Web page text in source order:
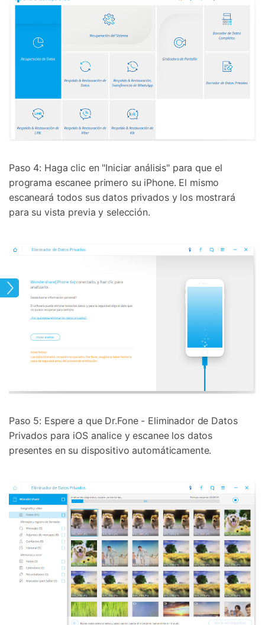
Paso 4: Haga clic en "Iniciar análisis" para que el
programa escanee primero su iPhone. El mismo
escaneará todos sus datos privados y los mostrará
para su vista previa y selección.
Paso 5: Espere a que Dr.Fone - Eliminador de Datos
Privados para iOS analice y escanee los datos
presentes en su dispositivo automáticamente.